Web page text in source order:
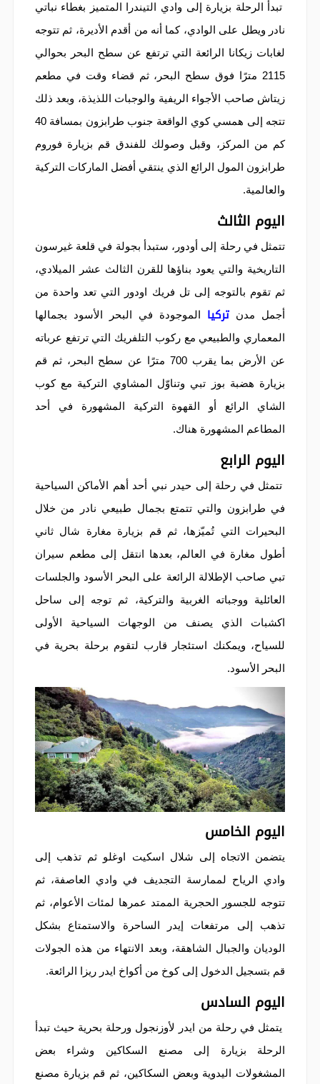
تبدأ الرحلة بزيارة إلى وادي التيندرا المتميز بغطاء نباتي
نادر ويطل على الوادي، كما أنه من أقدم الأديرة، ثم تتوجه
لغابات زيكانا الرائعة التي ترتفع عن سطح البحر بحوالي
2115 مترًا فوق سطح البحر، ثم قضاء وقت في مطعم
زيتاش صاحب الأجواء الريفية والوجبات اللذيذة، وبعد ذلك
تتجه إلى همسي كوي الواقعة جنوب طرابزون بمسافة 40
كم من المركز، وقبل وصولك للفندق قم بزيارة فوروم
طرابزون المول الرائع الذي ينتقي أفضل الماركات التركية
والعالمية.
اليوم الثالث
تتمثل في رحلة إلى أودور، ستبدأ بجولة في قلعة غيرسون
التاريخية والتي يعود بناؤها للقرن الثالث عشر الميلادي،
ثم تقوم بالتوجه إلى تل فريك اودور التي تعد واحدة من
أجمل مدن تركيا الموجودة في البحر الأسود بجمالها
المعماري والطبيعي مع ركوب التلفريك التي ترتفع عرباته
عن الأرض بما يقرب 700 مترًا عن سطح البحر، ثم قم
بزيارة هضبة بوز تبي وتناوّل المشاوي التركية مع كوب
الشاي الرائع أو القهوة التركية المشهورة في أحد
المطاعم المشهورة هناك.
اليوم الرابع
تتمثل في رحلة إلى حيدر نبي أحد أهم الأماكن السياحية
في طرابزون والتي تتمتع بجمال طبيعي نادر من خلال
البحيرات التي تُميّزها، ثم قم بزيارة مغارة شال ثاني
أطول مغارة في العالم، بعدها انتقل إلى مطعم سيران
تبي صاحب الإطلالة الرائعة على البحر الأسود والجلسات
العائلية ووجباته الغربية والتركية، ثم توجه إلى ساحل
اكشبات الذي يصنف من الوجهات السياحية الأولى
للسياح، ويمكنك استئجار قارب لتقوم برحلة بحرية في
البحر الأسود.
اليوم الخامس
يتضمن الاتجاه إلى شلال اسكيت اوغلو ثم تذهب إلى
وادي الرياح لممارسة التجديف في وادي العاصفة، ثم
تتوجه للجسور الحجرية الممتد عمرها لمئات الأعوام، ثم
تذهب إلى مرتفعات إيدر الساحرة والاستمتاع بشكل
الوديان والجبال الشاهقة، وبعد الانتهاء من هذه الجولات
قم بتسجيل الدخول إلى كوخ من أكواخ ايدر ريزا الرائعة.
اليوم السادس
يتمثل في رحلة من ايدر لأوزنجول ورحلة بحرية حيث تبدأ
الرحلة بزيارة إلى مصنع السكاكين وشراء بعض
المشغولات اليدوية وبعض السكاكين، ثم قم بزيارة مصنع